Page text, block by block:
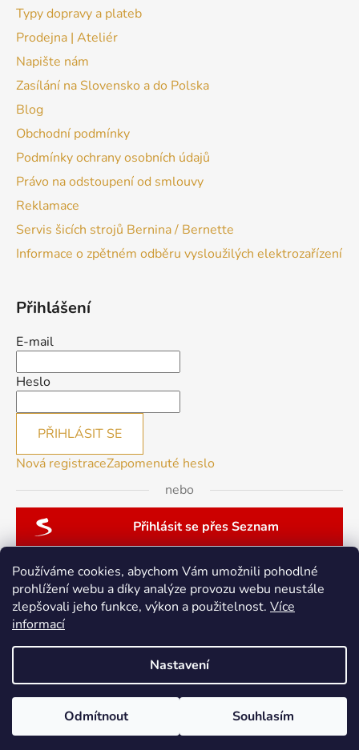
Používáme cookies, abychom Vám umožnili pohodlné
prohlížení webu a díky analýze provozu webu neustále
zlepšovali jeho funkce, výkon a použitelnost. Více
informací
Nastavení
Odmítnout Souhlasím
Typy dopravy a plateb
Prodejna | Ateliér
Napište nám
Zasílání na Slovensko a do Polska
Blog
Obchodní podmínky
Podmínky ochrany osobních údajů
Právo na odstoupení od smlouvy
Reklamace
Servis šicích strojů Bernina / Bernette
Informace o zpětném odběru vysloužilých elektrozařízení
Přihlášení
E-mail
Heslo
PŘIHLÁSIT SE
Nová registraceZapomenuté heslo
nebo
Přihlásit se přes Seznam
patchwork-aja.cz
Vytvořil Shoptet
Copyright 2026berninacentrum-av.cz. Všechna práva
vyhrazena.Upravit nastavení cookies